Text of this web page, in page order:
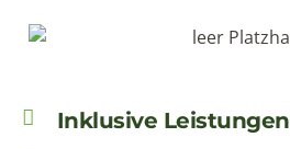
Inklusive Leistungen